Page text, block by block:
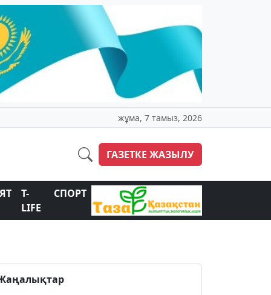
жұма, 7 тамыз, 2026
ГАЗЕТКЕ ЖАЗЫЛУ
T-
LIFE
СПОРТ